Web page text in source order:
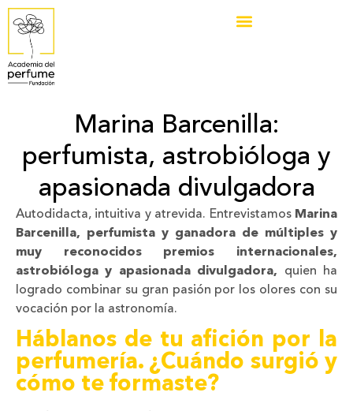
Marina Barcenilla:
perfumista, astrobióloga y
apasionada divulgadora
Autodidacta, intuitiva y atrevida. Entrevistamos Marina
Barcenilla, perfumista y ganadora de múltiples y
muy reconocidos premios internacionales,
astrobióloga y apasionada divulgadora, quien ha
logrado combinar su gran pasión por los olores con su
vocación por la astronomía.
Háblanos de tu afición por la
perfumería. ¿Cuándo surgió y
cómo te formaste?